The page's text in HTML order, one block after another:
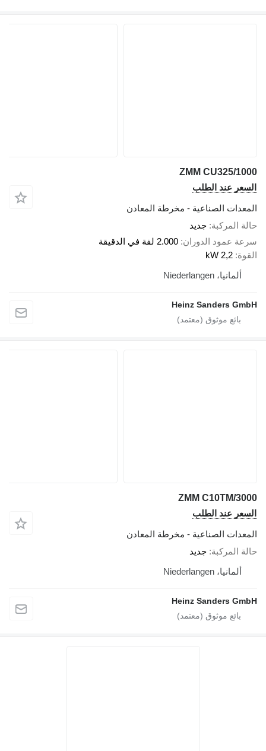
ZMM CU325/1000
السعر عند الطلب
المعدات الصناعية - مخرطة المعادن
حالة المركبة جديد
سرعة عمود الدوران 2.000 لفة في الدقيقة
القوة 2,2 kW
ألمانيا، Niederlangen
Heinz Sanders GmbH
ZMM C10TM/3000
السعر عند الطلب
المعدات الصناعية - مخرطة المعادن
حالة المركبة جديد
ألمانيا، Niederlangen
Heinz Sanders GmbH